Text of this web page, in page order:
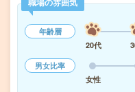
年齢層
20代
男女比率
女性